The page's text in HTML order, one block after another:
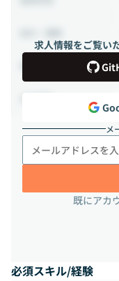
求人情報をご覧い
メ
既にアカ
必須スキル/経験